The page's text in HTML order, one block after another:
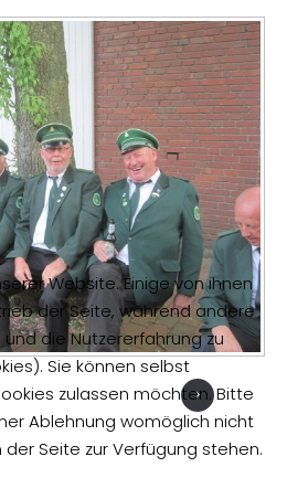
Website. Einige von ihnen
der Seite, während andere
die Nutzererfahrung zu
Sie können selbst
zulassen möchten. Bitte
Ablehnung womöglich nicht
Seite zur Verfügung stehen.